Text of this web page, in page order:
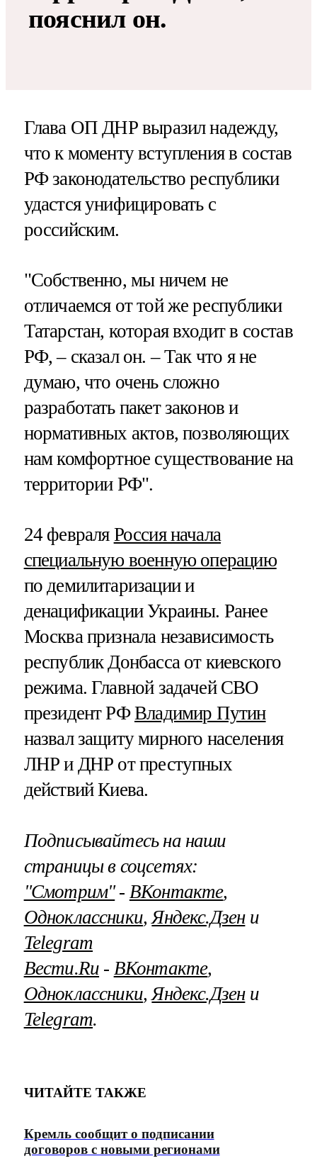
пояснил он.
Глава ОП ДНР выразил надежду,
что к моменту вступления в состав
РФ законодательство республики
удастся унифицировать с
российским.
"Собственно, мы ничем не
отличаемся от той же республики
Татарстан, которая входит в состав
РФ, – сказал он. – Так что я не
думаю, что очень сложно
разработать пакет законов и
нормативных актов, позволяющих
нам комфортное существование на
территории РФ".
24 февраля Россия начала
специальную военную операцию
по демилитаризации и
денацификации Украины. Ранее
Москва признала независимость
республик Донбасса от киевского
режима. Главной задачей СВО
президент РФВладимир Путин
назвал защиту мирного населения
ЛНР и ДНР от преступных
действий Киева.
Подписывайтесь на наши
страницы в соцсетях:
"Смотрим"‐ ВКонтакте,
Одноклассники, Яндекс.Дзени
Telegram
Вести.Ru ‐ ВКонтакте,
Одноклассники, Яндекс.Дзени
Telegram.
ЧИТАЙТЕ ТАКЖЕ
Кремль сообщит о подписании
договоров с новыми регионами